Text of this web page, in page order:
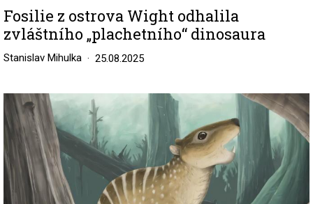
Fosilie z ostrova Wight odhalila
zvláštního „plachetního“ dinosaura
Stanislav Mihulka 25.08.2025
Image